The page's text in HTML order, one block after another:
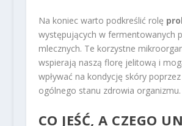
Na koniec warto podkreślić rolę
występujących w fermentowanych
mlecznych. Te korzystne
wspierają naszą florę jelitową i
wpływać na kondycję skóry
ogólnego stanu zdrowia organizmu.
CO JEŚĆ, A CZEGO